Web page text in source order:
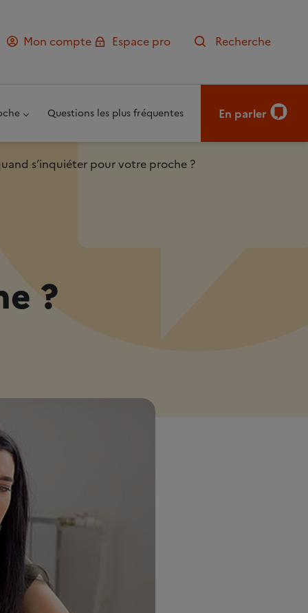
Mon compte
Espace pro Recherche
Questions les plus fréquentes En parler
s’inquiéter pour votre proche ?
?